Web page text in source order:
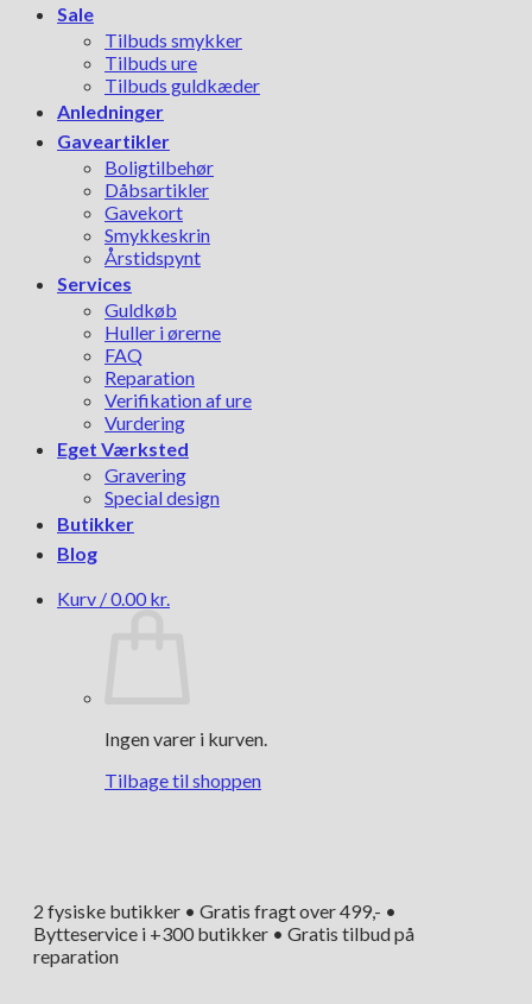
Sale
Tilbuds smykker
Tilbuds ure
Tilbuds guldkæder
Anledninger
Gaveartikler
Boligtilbehør
Dåbsartikler
Gavekort
Smykkeskrin
Årstidspynt
Services
Guldkøb
Huller i ørerne
FAQ
Reparation
Verifikation af ure
Vurdering
Eget Værksted
Gravering
Special design
Butikker
Blog
Kurv /0.00 kr.
Ingen varer i kurven.
Tilbage til shoppen
2 fysiske butikker • Gratis fragt over 499,- •
Bytteservice i +300 butikker • Gratis tilbud på
reparation